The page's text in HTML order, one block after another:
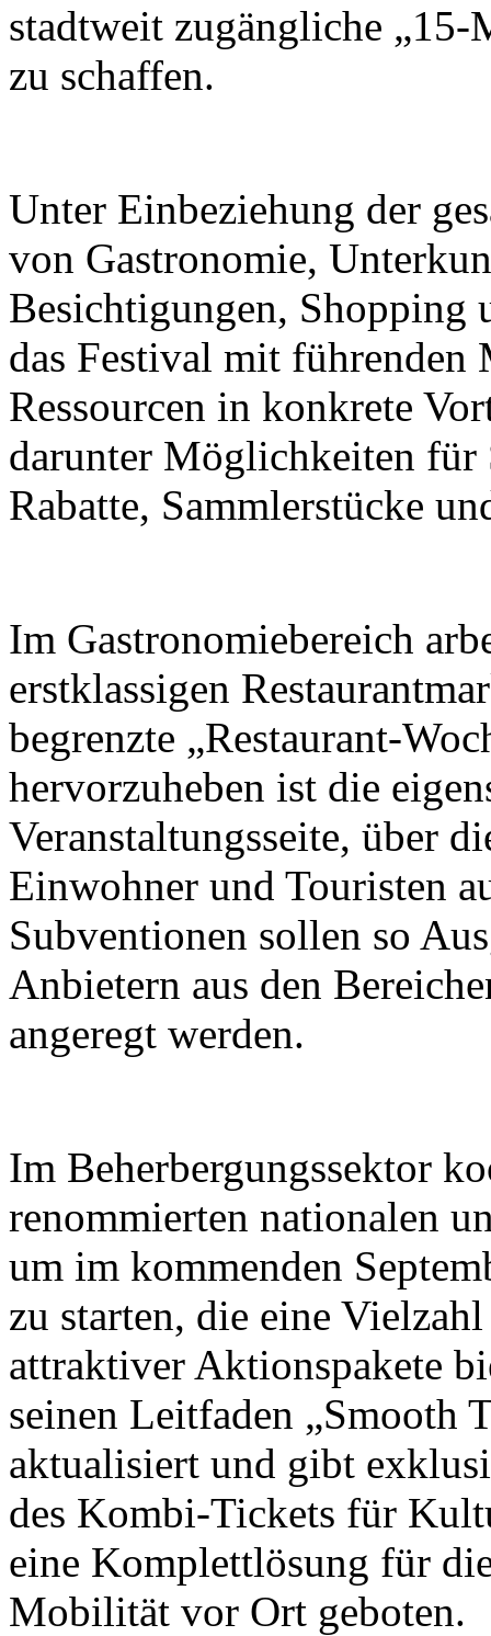
stadtweit zugängliche
zu schaffen.
Unter Einbeziehung der
von Gastronomie,
Besichtigungen, Shopping
das Festival mit führenden
Ressourcen in konkrete
darunter Möglichkeiten
Rabatte, Sammlerstücke
Im Gastronomiebereich
erstklassigen
begrenzte „Restaurant-
hervorzuheben ist die
Veranstaltungsseite, über
Einwohner und Touristen
Subventionen sollen so
Anbietern aus den
angeregt werden.
Im Beherbergungssektor
renommierten nationalen
um im kommenden
zu starten, die eine
attraktiver Aktionspakete
seinen Leitfaden „Smooth
aktualisiert und gibt
des Kombi-Tickets für
eine Komplettlösung für
Mobilität vor Ort geboten.